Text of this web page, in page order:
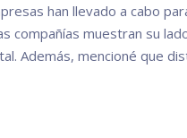
han llevado a cabo
compañías muestran su
Además, mencioné que